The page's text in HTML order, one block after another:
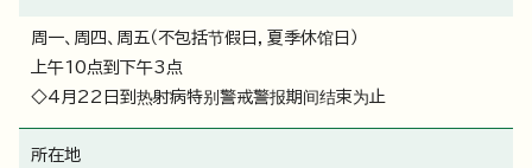
周一、周四、周五（不包括节假日，夏季休馆日）
上午10点到下午3点
◇4月22日到热射病特别警戒警报期间结束为止
所在地